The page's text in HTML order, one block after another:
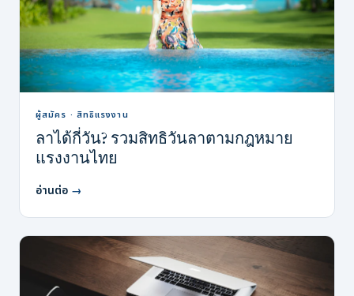
ผู้สมัคร · สิทธิแรงงาน
ลาได้กี่วัน? รวมสิทธิวันลาตามกฎหมาย
แรงงานไทย
อ่านต่อ →